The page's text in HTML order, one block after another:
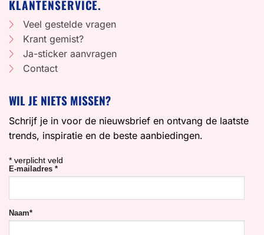
KLANTENSERVICE.
Veel gestelde vragen
Krant gemist?
Ja-sticker aanvragen
Contact
WIL JE NIETS MISSEN?
Schrijf je in voor de nieuwsbrief en ontvang de laatste
trends, inspiratie en de beste aanbiedingen.
* verplicht veld
E-mailadres *
Naam*